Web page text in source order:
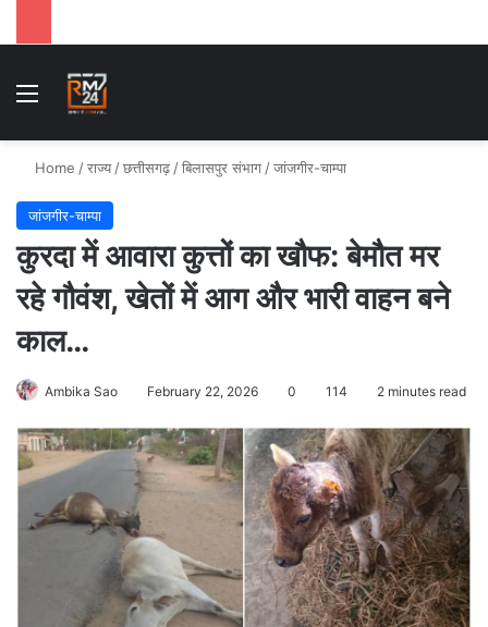
Menu
Home /राज्य /छत्तीसगढ़ /बिलासपुर संभाग /जांजगीर-चाम्पा
जांजगीर-चाम्पा
कुरदा में आवारा कुत्तों का खौफ: बेमौत मर
रहे गौवंश, खेतों में आग और भारी वाहन बने
काल…
Ambika Sao February 22, 2026 0 114 2 minutes read